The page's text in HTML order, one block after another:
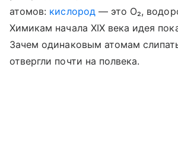
атомов: кислород— это O₂,
Химикам начала XIX века идея
Зачем одинаковым атомам
отвергли почти на полвека.